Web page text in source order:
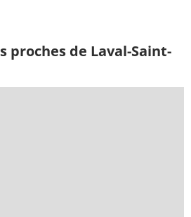
proches de Laval-Saint-